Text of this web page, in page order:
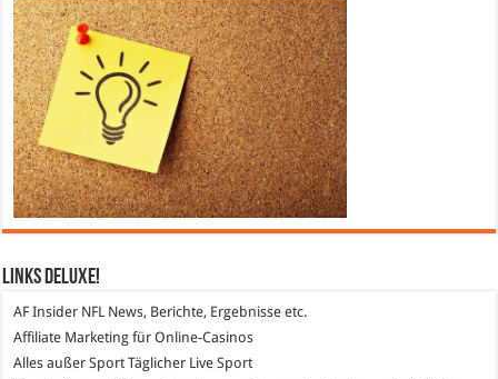
Links DeLuXe!
AF Insider NFL News, Berichte, Ergebnisse etc.
Affiliate Marketing für Online-Casinos
Alles außer SportTäglicher Live Sport